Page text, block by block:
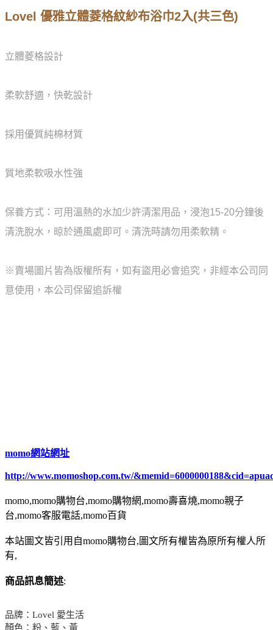
Lovel 優雅立體菱格紋紗布浴巾2入(共三色)
立體菱格設計
柔軟舒適，快乾設計
採用優質純棉材質
質地柔軟吸水性強
保養方式：可用溫熱的水加少許清潔用品，浸泡15-20分鐘後
清洗脫水，晾於通風處即可。清洗時請勿用柔軟精。
※賣場圖片皆為版權所有，如有盜用必會追究，非經本公司同
意使用，本公司保留追訴權
momo網站網址
http://www.momoshop.com.tw/
momo,momo購物台,momo購物網,momo壽喜燒,momo親子
台,momo客服電話,momo百貨
本站圖文皆引用自momo購物台,圖文所有權皆為原所有權人所
有,
商品訊息簡述:
品牌：Lovel 愛生活
顏色：粉、藍、黃